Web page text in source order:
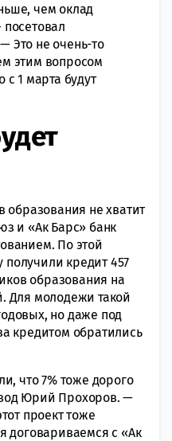
чем оклад
Это не очень-то
этим вопросом
с 1 марта будут
образования не хватит
и «Ак Барс» банк
По этой
кредит 457
образования на
Для молодежи такой
но даже под
кредитом обратились
что 7% тоже дорого
Юрий Прохоров. —
проект тоже
договариваемся с «Ак